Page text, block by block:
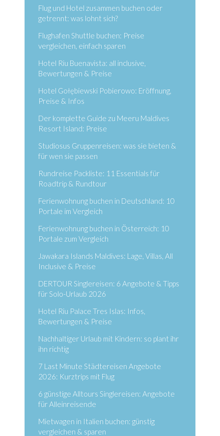
Flug und Hotel zusammen buchen oder
getrennt: was lohnt sich?
Flughafen Shuttle buchen: Preise
vergleichen, einfach sparen
Hotel Riu Buenavista: all inclusive,
Bewertungen & Preise
Hotel Gołębiewski Pobierowo: Eröffnung,
Preise & Infos
Der komplette Guide zu Meeru Maldives
Resort Island: Preise
Studiosus Gruppenreisen: was sie bieten &
für wen sie passen
Rundreise Packliste: 11 Essentials für
Roadtrip & Rundtour
Ferienwohnung buchen in Deutschland: 10
Portale im Vergleich
Ferienwohnung buchen in Österreich: 10
Portale zum Vergleich
Jawakara Islands Maldives: Lage, Villas, All
Inclusive & Preise
DERTOUR Singlereisen: 6 Angebote & Tipps
für Solo-Urlaub 2026
Hotel Riu Palace Tres Islas: Infos,
Bewertungen & Preise
Nachhaltiger Urlaub mit Kindern: so plant ihr
ihn richtig
7 Last Minute Städtereisen Angebote
2026: Kurztrips mit Flug
6 günstige Alltours Singlereisen: Angebote
für Alleinreisende
Mietwagen in Italien buchen: günstig
vergleichen & sparen